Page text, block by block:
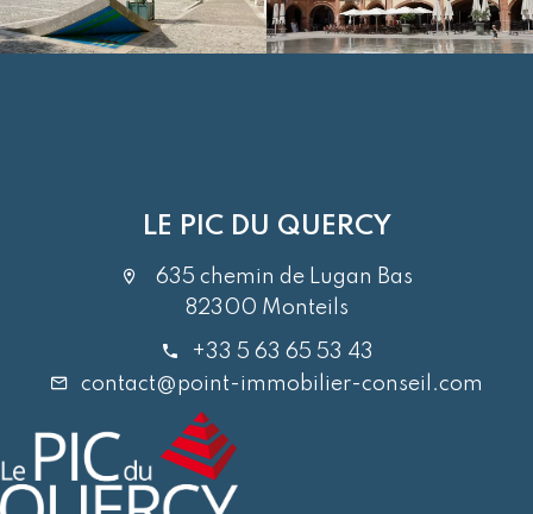
LE PIC DU QUERCY
635 chemin de Lugan Bas
82300 Monteils
+33 5 63 65 53 43
contact@point-immobilier-conseil.com